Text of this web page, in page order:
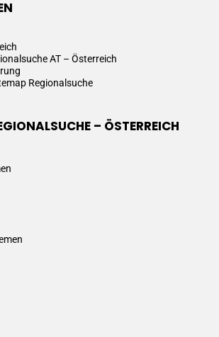
AT – Österreich
Regionalsuche
– ÖSTERREICH